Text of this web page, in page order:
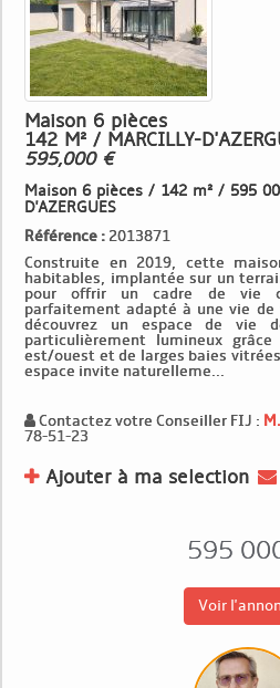
Maison 6 pièces
142 M² / MARCILLY-
595,000 €
Maison 6 pièces / 142 m² / 595
D'AZERGUES
Référence : 2013871
Construite en 2019, cette
habitables, implantée sur un
pour offrir un cadre de vie
parfaitement adapté à une vie de
découvrez un espace de vie
particulièrement lumineux
est/ouest et de larges baies
espace invite naturelleme...
Contactez votre Conseiller FIJ :
78-51-23
Ajouter à ma selection
595
Voir